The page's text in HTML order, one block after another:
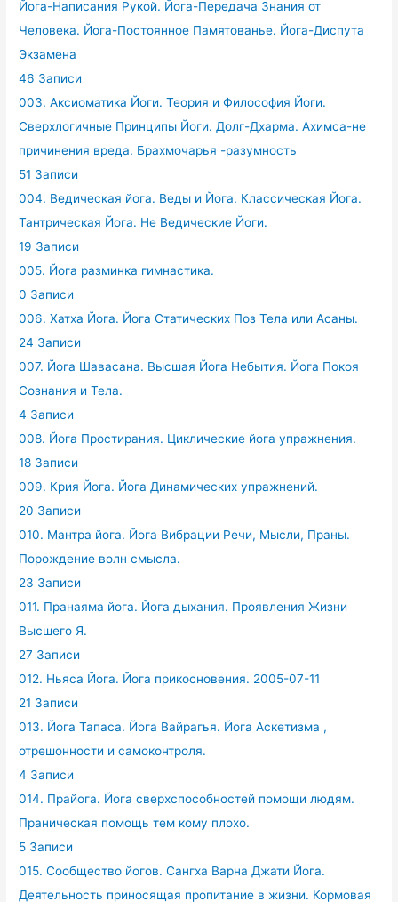
Йога-Написания Рукой. Йога-Передача Знания от
Человека. Йога-Постоянное Памятованье. Йога-Диспута
Экзамена
46 Записи
003. Аксиоматика Йоги. Теория и Философия Йоги.
Сверхлогичные Принципы Йоги. Долг-Дхарма. Ахимса-не
причинения вреда. Брахмочарья -разумность
51 Записи
004. Ведическая йога. Веды и Йога. Классическая Йога.
Тантрическая Йога. Не Ведические Йоги.
19 Записи
005. Йога разминка гимнастика.
0 Записи
006. Хатха Йога. Йога Статических Поз Тела или Асаны.
24 Записи
007. Йога Шавасана. Высшая Йога Небытия. Йога Покоя
Сознания и Тела.
4 Записи
008. Йога Простирания. Циклические йога упражнения.
18 Записи
009. Крия Йога. Йога Динамических упражнений.
20 Записи
010. Мантра йога. Йога Вибрации Речи, Мысли, Праны.
Порождение волн смысла.
23 Записи
011. Пранаяма йога. Йога дыхания. Проявления Жизни
Высшего Я.
27 Записи
012. Ньяса Йога. Йога прикосновения. 2005-07-11
21 Записи
013. Йога Тапаса. Йога Вайрагья. Йога Аскетизма ,
отрешонности и самоконтроля.
4 Записи
014. Прайога. Йога сверхспособностей помощи людям.
Праническая помощь тем кому плохо.
5 Записи
015. Сообщество йогов. Сангха Варна Джати Йога.
Деятельность приносящая пропитание в жизни. Кормовая